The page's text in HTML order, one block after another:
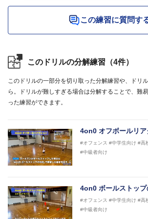
ます。
この練習に質問す
このドリルの分解練習（4件）
このドリルの一部分を切り取った分解練習や、ドリ
ら。ドリルが難しすぎる場合は分解することで、難
った練習ができます。
4on0 オフボールリア
#オフェンス #中学生向け #高
#中級者向け
4on0 ボールストップ
#オフェンス #中学生向け #高
#中級者向け